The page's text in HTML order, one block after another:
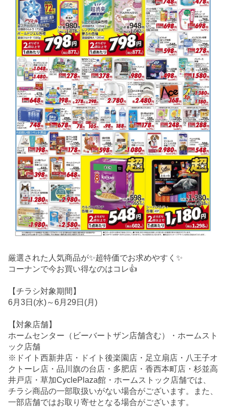
厳選された人気商品が✨超特価でお求めやすく✨
コーナンで今お買い得なのはコレ👍
【チラシ対象期間】
6月3日(水)～6月29日(月)
【対象店舗】
ホームセンター（ビーバートザン店舗含む）・ホームスト
ック店舗
※ドイト西新井店・ドイト後楽園店・足立扇店・八王子オ
クトーレ店・品川旗の台店・多肥店・香西本町店・杉並高
井戸店・草加CyclePlaza館・ホームストック店舗では、
チラシ商品の一部取扱いがない場合がございます。また、
一部店舗ではお取り寄せとなる場合がございます。